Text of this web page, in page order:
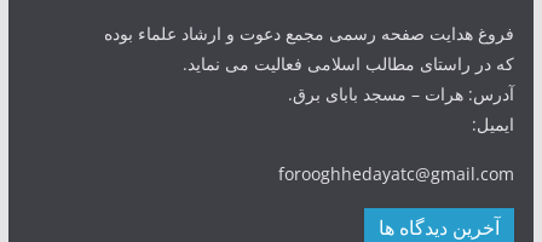
فروغ هدایت صفحه رسمی مجمع دعوت و ارشاد علماء بوده
که در راستای مطالب اسلامی فعالیت می نماید.
آدرس: هرات – مسجد بابای برق.
ایمیل:
forooghhedayatc@gmail.com
آخرین دیدگاه ها